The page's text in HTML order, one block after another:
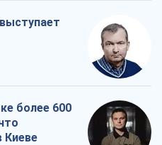
более 600
Киеве